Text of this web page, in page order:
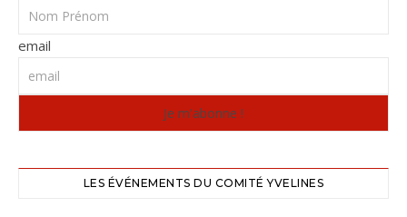
email
LES ÉVÉNEMENTS DU COMITÉ YVELINES